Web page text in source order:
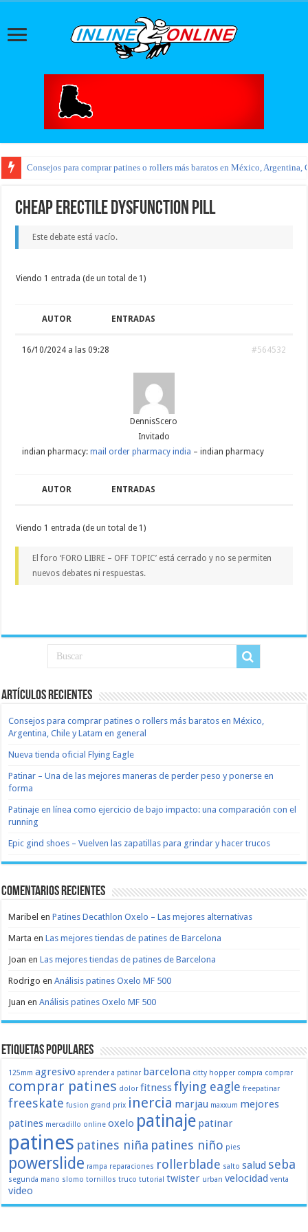
Consejos para comprar patines o rollers más baratos en México, Argentina,
cheap erectile dysfunction pill
Este debate está vacío.
Viendo 1 entrada (de un total de 1)
AUTOR ENTRADAS
16/10/2024 a las 09:28 #564532
DennisScero
Invitado
indian pharmacy:mail order pharmacy india – indian pharmacy
AUTOR ENTRADAS
Viendo 1 entrada (de un total de 1)
El foro ‘FORO LIBRE – OFF TOPIC’ está cerrado y no se permiten
nuevos debates ni respuestas.
Artículos recientes
Consejos para comprar patines o rollers más baratos en México,
Argentina, Chile y Latam en general
Nueva tienda oficial Flying Eagle
Patinar – Una de las mejores maneras de perder peso y ponerse en
forma
Patinaje en línea como ejercicio de bajo impacto: una comparación con el
running
Epic gind shoes – Vuelven las zapatillas para grindar y hacer trucos
Comentarios recientes
Maribel enPatines Decathlon Oxelo – Las mejores alternativas
Marta enLas mejores tiendas de patines de Barcelona
Joan enLas mejores tiendas de patines de Barcelona
Rodrigo enAnálisis patines Oxelo MF 500
Juan enAnálisis patines Oxelo MF 500
Etiquetas populares
125mm agresivo aprender a patinar barcelona citty hopper compra comprar
comprar patines dolor fitnessflying eagle freepatinar
freeskate fusion grand prix inercia marjau maxxum mejores
patines mercadillo online oxelo patinaje patinar
patines patines niña patines niño pies
powerslide rampa reparaciones rollerblade salto salud seba
segunda mano slomo tornillos truco tutorial twister urban velocidad venta
video